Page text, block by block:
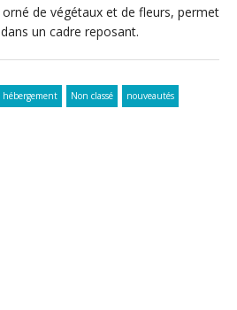
de végétaux et de fleurs, permet
un cadre reposant.
hébergement Non classé
nouveautés